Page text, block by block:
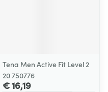
Tena Men Active Fit Level 2
20 750776
€ 16,19